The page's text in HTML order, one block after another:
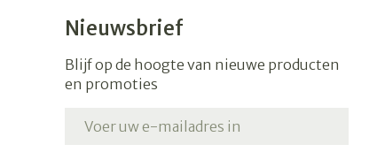
Nieuwsbrief
Blijf op de hoogte van nieuwe producten
en promoties